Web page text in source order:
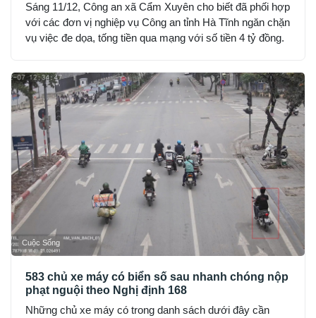
Sáng 11/12, Công an xã Cẩm Xuyên cho biết đã phối hợp
với các đơn vị nghiệp vụ Công an tỉnh Hà Tĩnh ngăn chặn
vụ việc đe dọa, tống tiền qua mạng với số tiền 4 tỷ đồng.
Cuộc Sống
583 chủ xe máy có biển số sau nhanh chóng nộp
phạt nguội theo Nghị định 168
Những chủ xe máy có trong danh sách dưới đây cần